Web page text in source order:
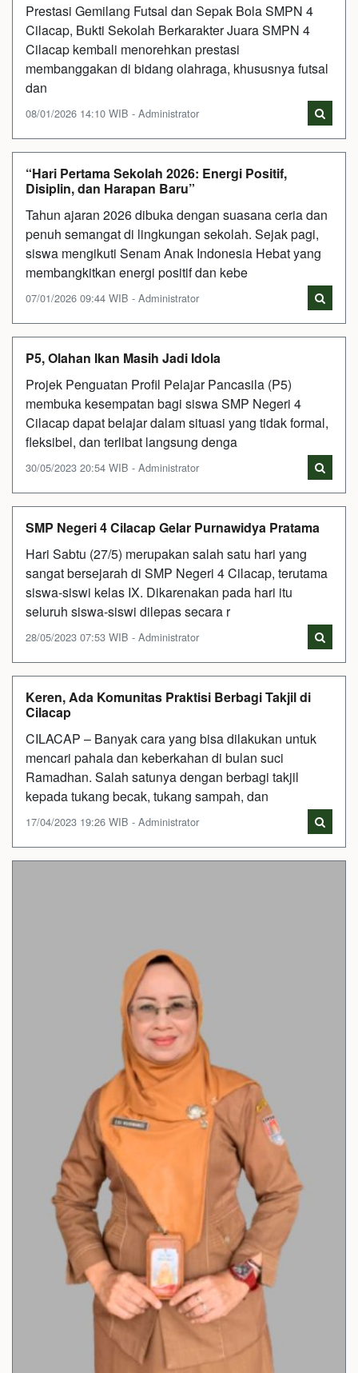
Prestasi Gemilang Futsal dan Sepak Bola SMPN 4
Cilacap, Bukti Sekolah Berkarakter Juara SMPN 4
Cilacap kembali menorehkan prestasi
membanggakan di bidang olahraga, khususnya futsal
dan
08/01/2026 14:10 WIB - Administrator
“Hari Pertama Sekolah 2026: Energi Positif,
Disiplin, dan Harapan Baru”
Tahun ajaran 2026 dibuka dengan suasana ceria dan
penuh semangat di lingkungan sekolah. Sejak pagi,
siswa mengikuti Senam Anak Indonesia Hebat yang
membangkitkan energi positif dan kebe
07/01/2026 09:44 WIB - Administrator
P5, Olahan Ikan Masih Jadi Idola
Projek Penguatan Profil Pelajar Pancasila (P5)
membuka kesempatan bagi siswa SMP Negeri 4
Cilacap dapat belajar dalam situasi yang tidak formal,
fleksibel, dan terlibat langsung denga
30/05/2023 20:54 WIB - Administrator
SMP Negeri 4 Cilacap Gelar Purnawidya Pratama
Hari Sabtu (27/5) merupakan salah satu hari yang
sangat bersejarah di SMP Negeri 4 Cilacap, terutama
siswa-siswi kelas IX. Dikarenakan pada hari itu
seluruh siswa-siswi dilepas secara r
28/05/2023 07:53 WIB - Administrator
Keren, Ada Komunitas Praktisi Berbagi Takjil di
Cilacap
CILACAP – Banyak cara yang bisa dilakukan untuk
mencari pahala dan keberkahan di bulan suci
Ramadhan. Salah satunya dengan berbagi takjil
kepada tukang becak, tukang sampah, dan
17/04/2023 19:26 WIB - Administrator